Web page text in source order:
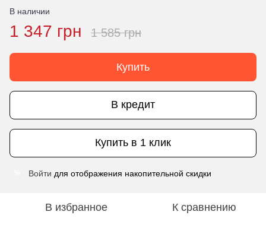
В наличии
1 347 грн 1 585 грн
Купить
В кредит
Купить в 1 клик
Войти для отображения накопительной скидки
В избранное К сравнению